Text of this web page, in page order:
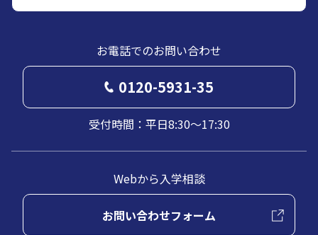
お電話でのお問い合わせ
0120-5931-35
受付時間：平日8:30～17:30
Webから入学相談
お問い合わせフォーム